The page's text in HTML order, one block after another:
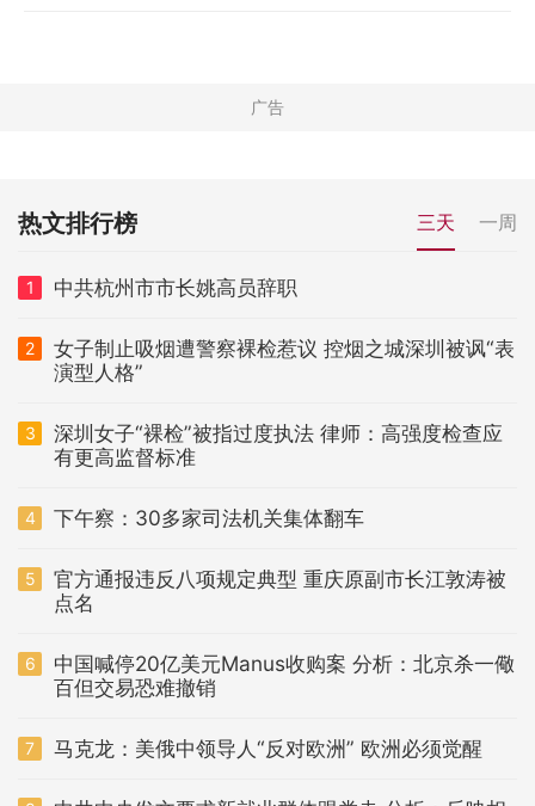
热文排行榜 三天 一周
1 中共杭州市市长姚高员辞职
2
女子制止吸烟遭警察裸检惹议 控烟之城深圳被讽“表
演型人格”
3
深圳女子“裸检”被指过度执法 律师：高强度检查应
有更高监督标准
4 下午察：30多家司法机关集体翻车
5
官方通报违反八项规定典型 重庆原副市长江敦涛被
点名
6
中国喊停20亿美元Manus收购案 分析：北京杀一儆
百但交易恐难撤销
7 马克龙：美俄中领导人“反对欧洲” 欧洲必须觉醒